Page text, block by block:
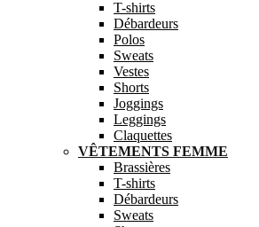
T-shirts
Débardeurs
Polos
Sweats
Vestes
Shorts
Joggings
Leggings
Claquettes
VÊTEMENTS FEMME
Brassières
T-shirts
Débardeurs
Sweats